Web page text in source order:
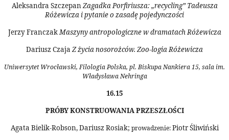
Aleksandra SzczepanZagadka Porfiriusza: „recycling” Tadeusza
Różewicza i pytanie o zasadę pojedynczości
Jerzy FranczakMaszyny antropologiczne w dramatach Różewicza
Dariusz CzajaZ życia nosorożców. Zoo-logia Różewicza
Uniwersytet Wrocławski, Filologia Polska, pl. Biskupa Nankiera 15, sala im.
Władysława Nehringa
16.15
PRÓBY KONSTRUOWANIA PRZESZŁOŚCI
Agata Bielik-Robson, Dariusz Rosiak; prowadzenie:Piotr Śliwiński